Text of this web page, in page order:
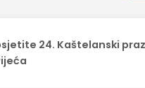
24. Kaštelanski